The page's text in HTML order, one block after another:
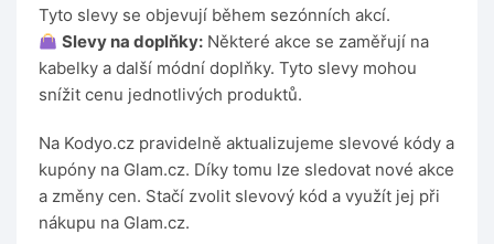
Tyto slevy se objevují během sezónních akcí.
Slevy na doplňky: Některé akce se zaměřují na
kabelky a další módní doplňky. Tyto slevy mohou
snížit cenu jednotlivých produktů.
Na Kodyo.cz pravidelně aktualizujeme slevové kódy a
kupóny na Glam.cz. Díky tomu lze sledovat nové akce
a změny cen. Stačí zvolit slevový kód a využít jej při
nákupu na Glam.cz.